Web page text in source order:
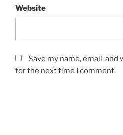
Website
Save my name, email,
for the next time I comment.